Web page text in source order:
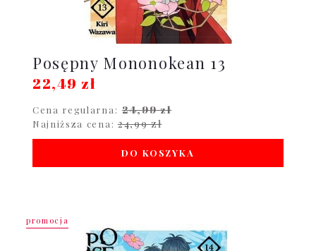
Posępny Mononokean 13
22,49 zł
Cena regularna: 24,99 zł
Najniższa cena: 24,99 zł
DO KOSZYKA
promocja